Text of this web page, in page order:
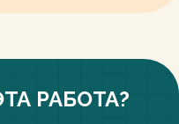
РАБОТА?